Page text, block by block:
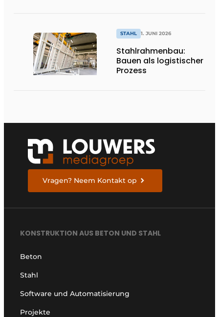
STAHL 1. JUNI 2026
Stahlrahmenbau:
Bauen als logistischer
Prozess
Vragen? Neem Kontakt op
KONSTRUKTION AUS BETON UND STAHL
Beton
Stahl
Software und Automatisierung
Projekte